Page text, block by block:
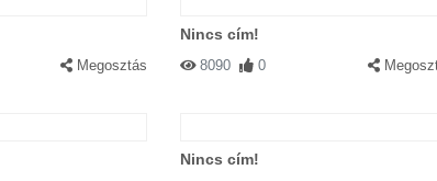
Megosztás
Nincs cím!
8090 0
Nincs cím!